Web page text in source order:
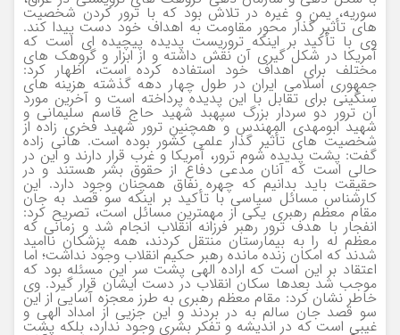
سوریه، یمن و غیره در تلاش بود که با ترور کردن شخصیت
های تأثیر گذار محور مقاومت به اهداف خود دست پیدا کند.
وی با تأکید بر اینکه تروریست پدیده پیچیده ای است که
آمریکا در شکل گیری آن نقش داشته و از ابزار و گروهک های
مختلف برای اهداف خود استفاده کرده است، اظهار کرد:
جمهوری اسلامی ایران در طول چهار دهه گذشته هزینه های
سنگینی برای تقابل با این پدیده پرداخته است و آخرین مورد
آن ترور دو سردار بزرگ سپهبد شهید حاج قاسم سلیمانی و
شهید ابومهدی المهندس و همچنین ترور شهید فخری زاده از
شخصیت های تأثیر گذار علمی کشور بوده است. هانی زاده
گفت: پشت پدیده شوم ترور، آمریکا و غرب قرار دارند و این در
حالی است که آنان مدعی دفاع از حقوق بشر هستند و در
حقیقت باید بدانیم که چهره نفاق همچنان وجود دارد. این
کارشناس مسائل سیاسی با تأکید بر اینکه سو قصد به جان
مقام معظم رهبری یکی از مهمترین مسائل است، تصریح کرد:
انفجار با هدف ترور رهبر فرزانه انقلاب انجام شد و زمانی که
معظم له را به بیمارستان منتقل کردند، همه پزشکان ناامید
شدند که امکان زنده مانده رهبر حکیم انقلاب وجود نداشت؛ اما
اعتقاد بر این است که اراده الهی پشت سر این مسئله بود که
موجب شد بعدها سکان انقلاب در دست ایشان قرار گیرد. وی
خاطر نشان کرد: مقام معظم رهبری به طرز معجزه آسایی از این
سو قصد جان سالم به در بردند و این جزیی از امداد الهی و
غیبی است که در اندیشه و تفکر بشری وجود ندارد، بلکه پشت